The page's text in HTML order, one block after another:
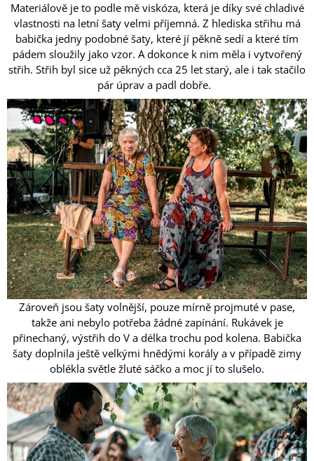
Materiálově je to podle mě viskóza, která je díky své chladivé
vlastnosti na letní šaty velmi příjemná. Z hlediska střihu má
babička jedny podobné šaty, které jí pěkně sedí a které tím
pádem sloužily jako vzor. A dokonce k nim měla i vytvořený
střih. Střih byl sice už pěkných cca 25 let starý, ale i tak stačilo
pár úprav a padl dobře.
Zároveň jsou šaty volnější, pouze mírně projmuté v pase,
takže ani nebylo potřeba žádné zapínání. Rukávek je
přinechaný, výstřih do V a délka trochu pod kolena. Babička
šaty doplnila ještě velkými hnědými korály a v případě zimy
oblékla světle žluté sáčko a moc jí to slušelo.